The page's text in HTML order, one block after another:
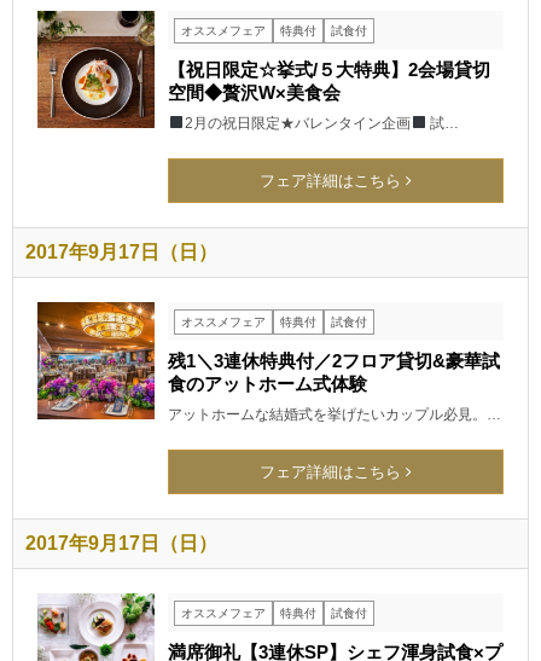
オススメフェア 特典付 試食付
【祝日限定☆挙式/５大特典】2会場貸切
空間◆贅沢W×美食会
2月の祝日限定★バレンタイン企画 試…
フェア詳細はこちら
2017年9月17日（日）
オススメフェア 特典付 試食付
残1＼3連休特典付／2フロア貸切&豪華試
食のアットホーム式体験
アットホームな結婚式を挙げたいカップル必見。…
フェア詳細はこちら
2017年9月17日（日）
オススメフェア 特典付 試食付
満席御礼【3連休SP】シェフ渾身試食×プ